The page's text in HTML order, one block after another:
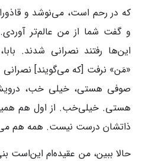
که در رحم است، می‌نوشد و
و گفت شما از من عالم‌تر
این‌ها رفتند نصرانی شدند.
«مَن» نرفت [که می‌گویند] نصرانی
صوفی هستی، خیلی خب،
هستی. خیلی‌خب. از اول هم
ذاتشان درست نیست. همه هم
حالا ببین، من عقیده‌ام این‌است